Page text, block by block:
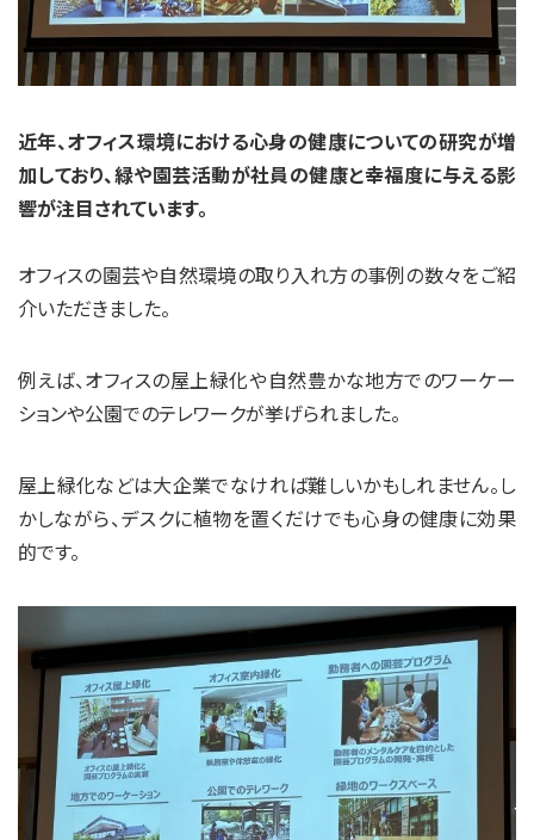
近年、オフィス環境における心身の健康についての研究が増
加しており、緑や園芸活動が社員の健康と幸福度に与える影
響が注目されています。
オフィスの園芸や自然環境の取り入れ方の事例の数々をご紹
介いただきました。
例えば、オフィスの屋上緑化や自然豊かな地方でのワーケー
ションや公園でのテレワークが挙げられました。
屋上緑化などは大企業でなければ難しいかもしれません。し
かしながら、デスクに植物を置くだけでも心身の健康に効果
的です。